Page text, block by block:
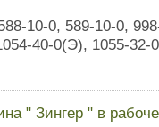
10-0, 589-10-0,
40-0(Э), 1055-
" Зингер " в